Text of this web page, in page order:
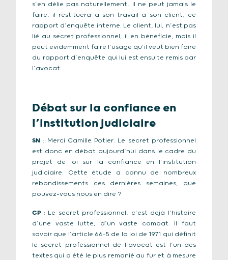
s’en délie pas naturellement, il ne peut jamais le
faire, il restituera à son travail à son client, ce
rapport d’enquête interne. Le client, lui, n’est pas
lié au secret professionnel, il en bénéficie, mais il
peut évidemment faire l’usage qu’il veut bien faire
du rapport d’enquête qui lui est ensuite remis par
l’avocat.
Débat sur la confiance en
l’institution judiciaire
SN : Merci Camille Potier. Le secret professionnel
est donc en débat aujourd’hui dans le cadre du
projet de loi sur la confiance en l’institution
judiciaire. Cette étude a connu de nombreux
rebondissements ces dernières semaines, que
pouvez-vous nous en dire ?
CP : Le secret professionnel, c’est déjà l’histoire
d’une vaste lutte, d’un vaste combat. Il faut
savoir que l’article 66-5 de la loi de 1971 qui définit
le secret professionnel de l’avocat est l’un des
textes qui a été le plus remanié au fur et à mesure